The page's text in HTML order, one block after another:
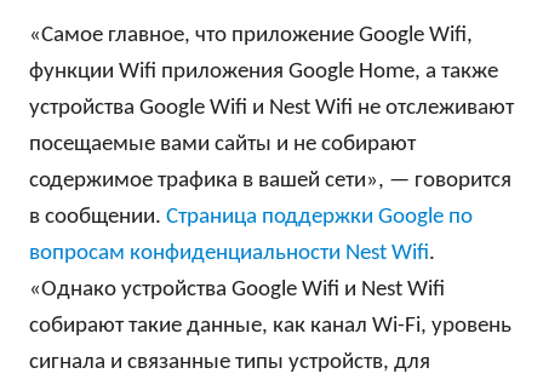
«Самое главное, что приложение Google Wifi,
функции Wifi приложения Google Home, а также
устройства Google Wifi и Nest Wifi не отслеживают
посещаемые вами сайты и не собирают
содержимое трафика в вашей сети», — говорится
в сообщении. Страница поддержки Google по
вопросам конфиденциальности Nest Wifi.
«Однако устройства Google Wifi и Nest Wifi
собирают такие данные, как канал Wi-Fi, уровень
сигнала и связанные типы устройств, для